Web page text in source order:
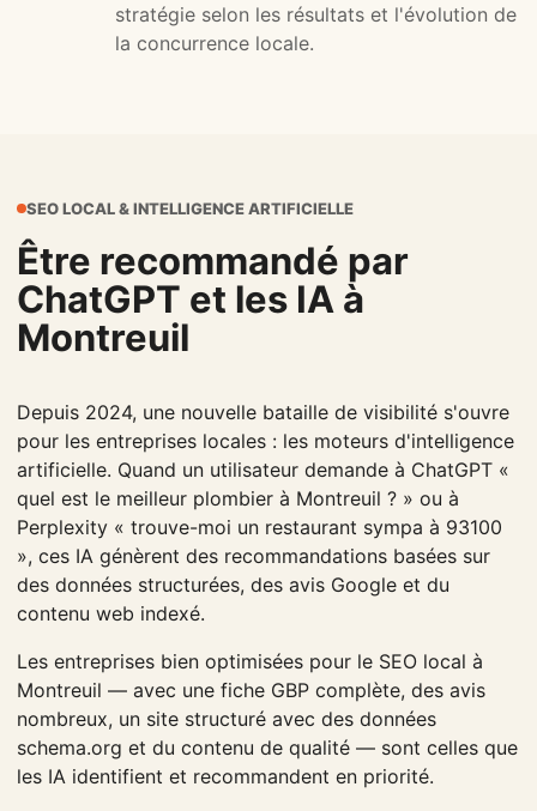
stratégie selon les résultats et l'évolution de
la concurrence locale.
SEO LOCAL & INTELLIGENCE ARTIFICIELLE
Être recommandé par
ChatGPT et les IA à
Montreuil
Depuis 2024, une nouvelle bataille de visibilité s'ouvre
pour les entreprises locales : les moteurs d'intelligence
artificielle. Quand un utilisateur demande à ChatGPT «
quel est le meilleur plombier à Montreuil ? » ou à
Perplexity « trouve-moi un restaurant sympa à 93100
», ces IA génèrent des recommandations basées sur
des données structurées, des avis Google et du
contenu web indexé.
Les entreprises bien optimisées pour le SEO local à
Montreuil — avec une fiche GBP complète, des avis
nombreux, un site structuré avec des données
schema.org et du contenu de qualité — sont celles que
les IA identifient et recommandent en priorité.